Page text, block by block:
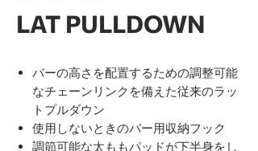
LAT PULLDOWN
バーの高さを配置するための調整可能
なチェーンリンクを備えた従来のラッ
トプルダウン
使用しないときのバー用収納フック
調節可能な太ももパッドが下半身をし